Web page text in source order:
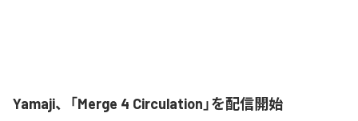
Yamaji、「Merge 4 Circulation」を配信開始